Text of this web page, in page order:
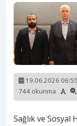
19.06.2026
744 okunma
Sağlık ve Sosyal